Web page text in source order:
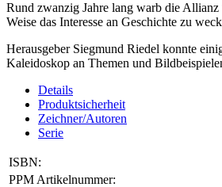
Rund zwanzig Jahre lang warb die
Weise das Interesse an Geschichte zu
Herausgeber Siegmund Riedel konnte
Kaleidoskop an Themen und
Details
Produktsicherheit
Zeichner/Autoren
Serie
ISBN:
PPM Artikelnummer: